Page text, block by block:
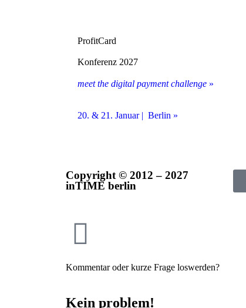
ProfitCard
Konferenz 2027
meet the digital payment challenge »
20. & 21. Januar | Berlin »
Copyright © 2012 – 2027
inTIME berlin
Kommentar oder kurze Frage loswerden?
Kein problem!